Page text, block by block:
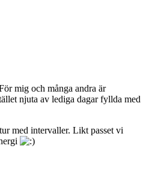
mig och många andra är
njuta av lediga dagar fyllda med
med intervaller. Likt passet vi